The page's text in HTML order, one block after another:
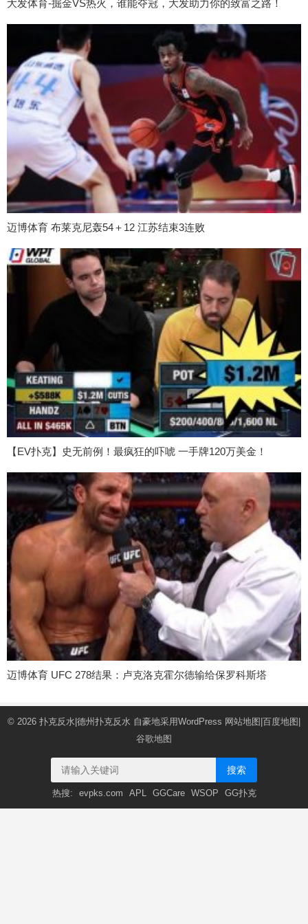
大发体育-掘金VS热火，谁能夺冠，大发助力你的致富之路！
迈博体育 布莱克尼轰54＋12 江苏结束3连败
【EV扑克】史无前例！最疯狂的吓唬 一手牌120万美金！
迈博体育 UFC 278结果：卢克洛克霍尔德输给保罗科斯塔
© 2026 扑克反水|德州扑克反水 自豪地采用WordPress 网站地图 百度地图
谷歌地图
搜索
热搜: evpks.com APL GGCare WSOP GG扑克